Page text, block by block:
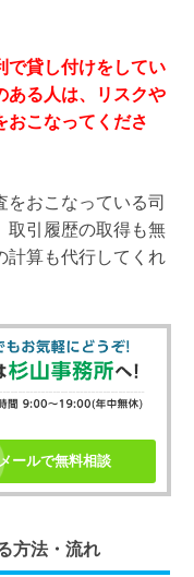
で貸し付けをしてい
ある人は、リスクや
おこなってくださ
おこなっている司
取引履歴の取得も無
計算も代行してくれ
メールで無料相談
方法・流れ